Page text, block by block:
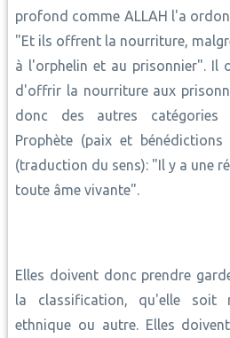
profond comme ALLAH l'a
"Et ils offrent la nourriture,
à l'orphelin et au prisonnier". Il
d'offrir la nourriture aux
donc des autres catégories
Prophète (paix et
(traduction du sens): "Il y a une
toute âme vivante".
Elles doivent donc prendre
la classification, qu'elle soit
ethnique ou autre. Elles